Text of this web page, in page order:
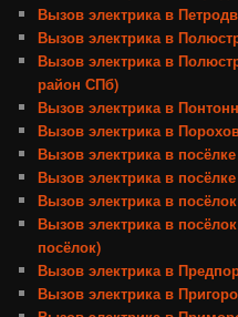
Вызов электрика в
Вызов электрика в
Вызов электрика в
район СПб)
Вызов электрика в
Вызов электрика в
Вызов электрика в
Вызов электрика в
Вызов электрика в
Вызов электрика в
посёлок)
Вызов электрика в
Вызов электрика в